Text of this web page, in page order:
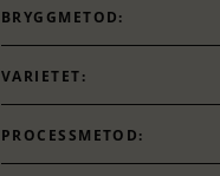
BRYGGMETOD:
VARIETET:
PROCESSMETOD: